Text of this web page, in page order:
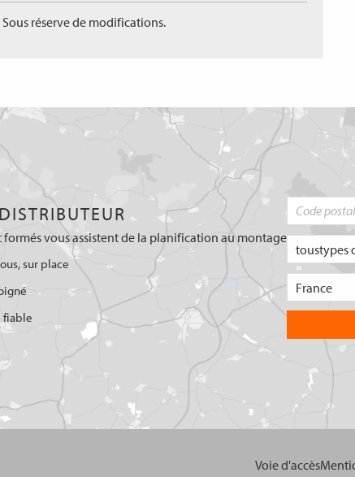
réserve de modifications.
formés vous assistent de la planification au montage
sur place
fiable
Voie d'accès